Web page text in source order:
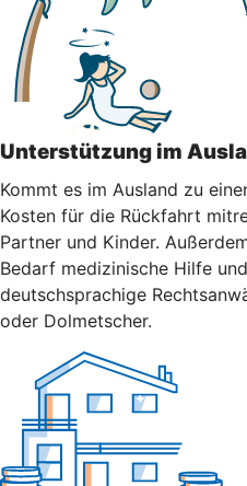
Unterstützung im
Kommt es im Ausland zu
Kosten für die Rückfahrt
Partner und Kinder.
Bedarf medizinische Hilfe
deutschsprachige
oder Dolmetscher.